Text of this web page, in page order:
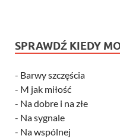
SPRAWDŹ KIEDY
- Barwy szczęścia
- M jak miłość
- Na dobre i na złe
- Na sygnale
- Na wspólnej